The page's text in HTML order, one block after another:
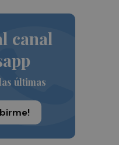
canal
últimas